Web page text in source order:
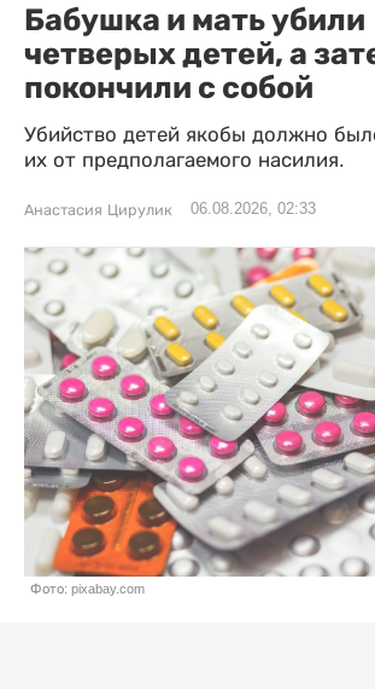
Бабушка и мать убили
четверых детей, а
покончили с собой
Убийство детей якобы должно
их от предполагаемого насилия.
Анастасия Цирулик 06.08.2026, 02:33
Фото: pixabay.com